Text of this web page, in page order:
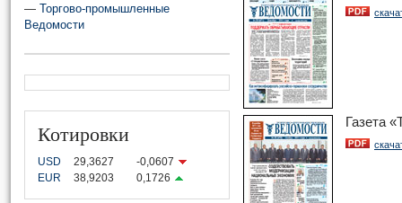
— Торгово-промышленные
Ведомости
Котировки
USD 29,3627
-0,0607
EUR
38,9203 0,1726
Газета